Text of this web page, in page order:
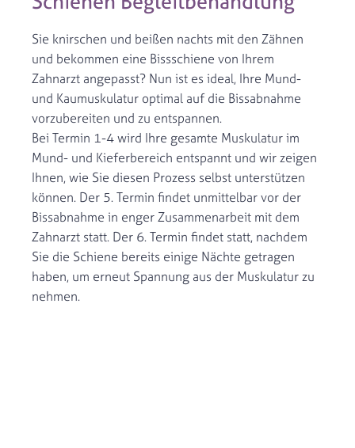
Sie knirschen und beißen nachts mit den Zähnen
und bekommen eine Bissschiene von Ihrem
Zahnarzt angepasst? Nun ist es ideal, Ihre Mund-
und Kaumuskulatur optimal auf die Bissabnahme
vorzubereiten und zu entspannen.
Bei Termin 1-4 wird Ihre gesamte Muskulatur im
Mund- und Kieferbereich entspannt und wir zeigen
Ihnen, wie Sie diesen Prozess selbst unterstützen
können. Der 5. Termin findet unmittelbar vor der
Bissabnahme in enger Zusammenarbeit mit dem
Zahnarzt statt. Der 6. Termin findet statt, nachdem
Sie die Schiene bereits einige Nächte getragen
haben, um erneut Spannung aus der Muskulatur zu
nehmen.